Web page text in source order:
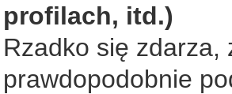
profilach, itd.)
Rzadko się zdarza,
prawdopodobnie